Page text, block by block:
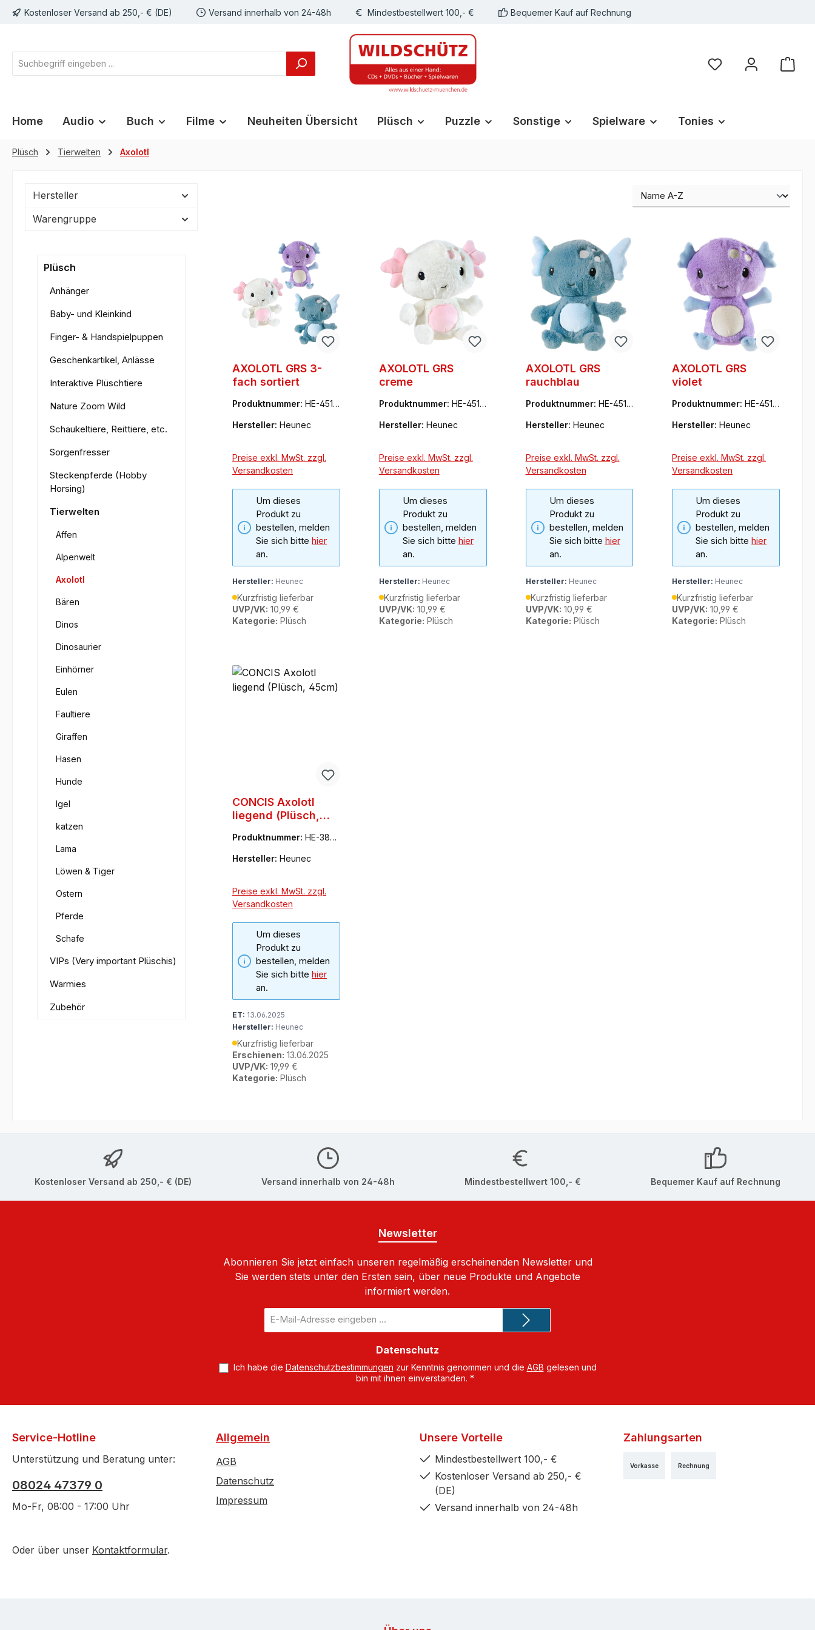
Zur Hauptnavigation springen
Kostenloser Versand ab 250,- € (DE) Versand innerhalb von 24-48h Mindestbestellwert 100,- € Bequemer Kauf auf Rechnung
Du hast 0 Produkte
Home Audio Buch Filme Neuheiten Übersicht Plüsch Puzzle Sonstige Spielware Tonies
Plüsch Tierwelten Axolotl
Hersteller
Warengruppe
Plüsch
Anhänger
Baby- und Kleinkind
Finger- & Handspielpuppen
Geschenkartikel, Anlässe
Interaktive Plüschtiere
Nature Zoom Wild
Schaukeltiere, Reittiere, etc.
Sorgenfresser
Steckenpferde (Hobby
Horsing)
Tierwelten
Affen
Alpenwelt
Axolotl
Bären
Dinos
Dinosaurier
Einhörner
Eulen
Faultiere
Giraffen
Hasen
Hunde
Igel
katzen
Lama
Löwen & Tiger
Ostern
Pferde
Schafe
VIPs (Very important Plüschis)
Warmies
Zubehör
AXOLOTL GRS 3-
fach sortiert
Produktnummer: HE-4519
Hersteller: Heunec
Preise exkl. MwSt. zzgl.
Versandkosten
Um dieses
Produkt zu
bestellen, melden
Sie sich bitte hier
an.
Hersteller: Heunec
Kurzfristig lieferbar
UVP/VK: 10,99 €
Kategorie: Plüsch
AXOLOTL GRS
creme
Produktnummer: HE-4519
Hersteller: Heunec
Preise exkl. MwSt. zzgl.
Versandkosten
Um dieses
Produkt zu
bestellen, melden
Sie sich bitte hier
an.
Hersteller: Heunec
Kurzfristig lieferbar
UVP/VK: 10,99 €
Kategorie: Plüsch
AXOLOTL GRS
rauchblau
Produktnummer: HE-4519
Hersteller: Heunec
Preise exkl. MwSt. zzgl.
Versandkosten
Um dieses
Produkt zu
bestellen, melden
Sie sich bitte hier
an.
Hersteller: Heunec
Kurzfristig lieferbar
UVP/VK: 10,99 €
Kategorie: Plüsch
AXOLOTL GRS
violet
Produktnummer:HE-4519
Hersteller:Heunec
Preise exkl. MwSt. zzgl.
Versandkosten
Um dieses
Produkt zu
bestellen, melden
Sie sich bittehier
an.
Hersteller: Heunec
Kurzfristig lieferbar
UVP/VK: 10,99 €
Kategorie: Plüsch
CONCIS Axolotl
liegend (Plüsch,
Produktnummer: HE-388
Hersteller: Heunec
Preise exkl. MwSt. zzgl.
Versandkosten
Um dieses
Produkt zu
bestellen, melden
Sie sich bitte hier
an.
ET: 13.06.2025
Hersteller: Heunec
Kurzfristig lieferbar
Erschienen: 13.06.2025
UVP/VK: 19,99 €
Kategorie: Plüsch
Kostenloser Versand ab 250,- € (DE) Versand innerhalb von 24-48h Mindestbestellwert 100,- € Bequemer Kauf auf Rechnung
Newsletter
Abonnieren Sie jetzt einfach unseren regelmäßig erscheinenden Newsletter und
Sie werden stets unter den Ersten sein, über neue Produkte und Angebote
informiert werden.
Mail-
Adresse
Datenschutz
Ich habe die Datenschutzbestimmungen zur Kenntnis genommen und die AGB gelesen und
bin mit ihnen einverstanden. *
Service-Hotline
Unterstützung und Beratung unter:
08024 47379 0
Mo-Fr, 08:00 - 17:00 Uhr
Oder über unser Kontaktformular.
Allgemein
AGB
Datenschutz
Impressum
Unsere Vorteile
Mindestbestellwert 100,- €
Kostenloser Versand ab 250,- €
(DE)
Versand innerhalb von 24-48h
Zahlungsarten
Rechnung
Vorkasse